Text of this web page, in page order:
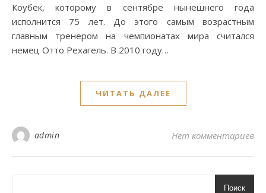
Коубек, которому в сентябре нынешнего года
исполнится 75 лет. До этого самым возрастным
главным тренером на чемпионатах мира считался
немец Отто Рехагель. В 2010 году…
ЧИТАТЬ ДАЛЕЕ
admin Нет комментариев
Поиск